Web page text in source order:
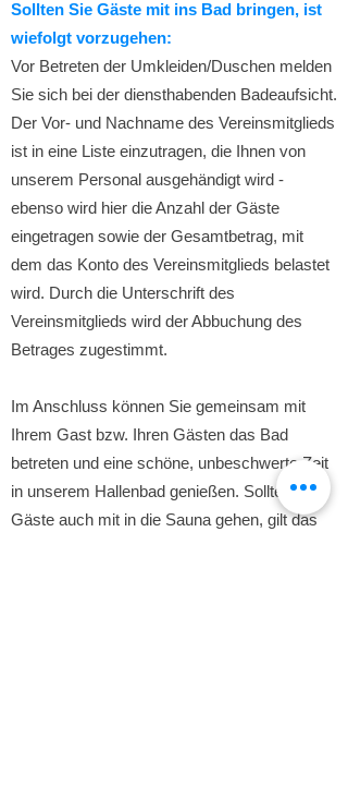
Sollten Sie Gäste mit ins Bad bringen, ist
wiefolgt vorzugehen:
Vor Betreten der Umkleiden/Duschen melden
Sie sich bei der diensthabenden Badeaufsicht.
Der Vor- und Nachname des Vereinsmitglieds
ist in eine Liste einzutragen, die Ihnen von
unserem Personal ausgehändigt wird -
ebenso wird hier die Anzahl der Gäste
eingetragen sowie der Gesamtbetrag, mit
dem das Konto des Vereinsmitglieds belastet
wird. Durch die Unterschrift des
Vereinsmitglieds wird der Abbuchung des
Betrages zugestimmt.
Im Anschluss können Sie gemeinsam mit
Ihrem Gast bzw. Ihren Gästen das Bad
betreten und eine schöne, unbeschwerte Zeit
in unserem Hallenbad genießen. Sollten Ihre
Gäste auch mit in die Sauna gehen, gilt das